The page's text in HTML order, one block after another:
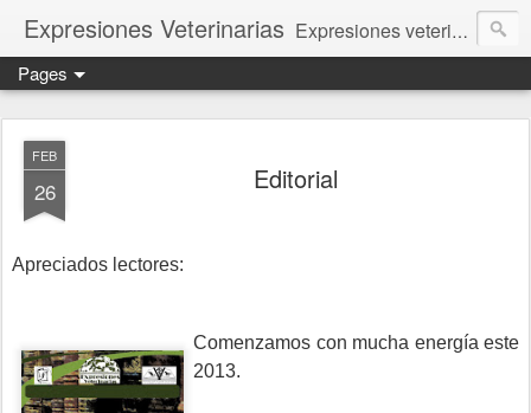
Expresiones Veterinarias Expresiones veterinarias es una publicación en linea de la biblioteca de la Facultad de Veterinaria y Zootecnia de la UNAM
Pages
FEB
26 Editorial
Apreciados lectores:
Comenzamos con mucha energía este
2013.